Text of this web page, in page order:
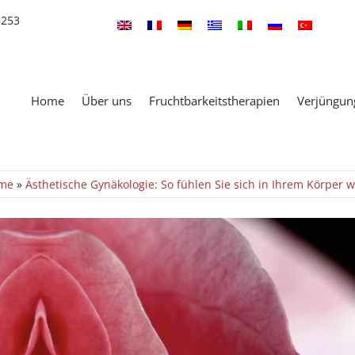
Home Über uns Fruchtbarkeitstherapien
»Ästhetische Gynäkologie: So fühlen Sie sich in Ihrem Körper